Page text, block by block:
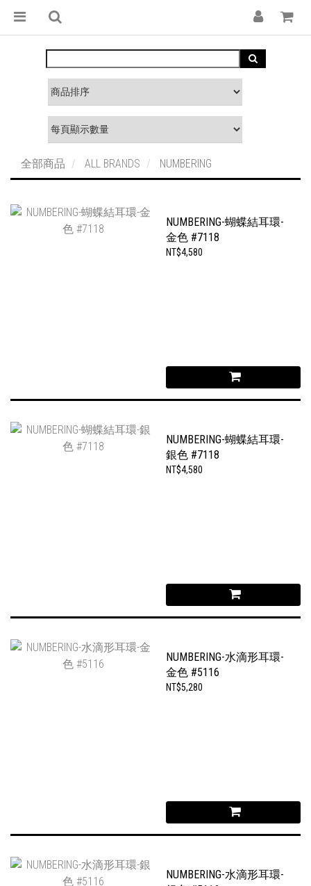
全部商品 ALL BRANDS NUMBERING
NUMBERING-蝴蝶結耳環-
金色 #7118
NT$4,580
NUMBERING-蝴蝶結耳環-
銀色 #7118
NT$4,580
NUMBERING-水滴形耳環-
金色 #5116
NT$5,280
NUMBERING-水滴形耳環-